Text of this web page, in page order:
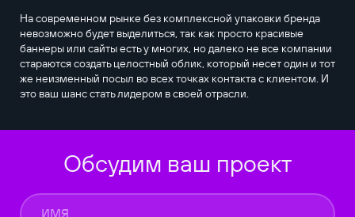
На современном рынке без комплексной упаковки бренда
невозможно будет выделиться, так как просто красивые
баннеры или сайты есть у многих, но далеко не все компании
стараются создать целостный облик, который несет один и тот
же неизменный посыл во всех точках контакта с клиентом. И
это ваш шанс стать лидером в своей отрасли.
Обсудим ваш проект